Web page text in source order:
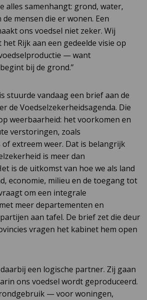
alles samenhangt: grond, water,
mensen die er wonen. Een
ons voedsel niet zeker. Wij
Rijk aan een gedeelde visie op
— want
bij de grond.”
stuurde vandaag een brief aan de
de Voedselzekerheidsagenda. Die
weerbaarheid: het voorkomen en
verstoringen, zoals
extreem weer. Dat is belangrijk
is meer dan
is de uitkomst van hoe we als land
economie, milieu en de toegang tot
om een integrale
meer departementen en
aan tafel. De brief zet die deur
vragen het kabinet hem open
een logische partner. Zij gaan
ons voedsel wordt geproduceerd.
— voor woningen,